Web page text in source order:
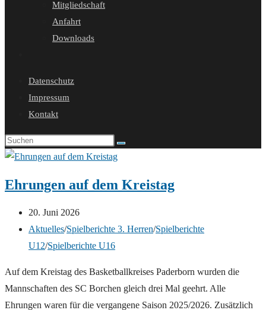
Mitgliedschaft
Anfahrt
Downloads
umschalten
Datenschutz
Impressum
Kontakt
Ehrungen auf dem Kreistag
Beitrag
veröffentlicht:
20. Juni 2026
Beitrags-
Kategorie:
Aktuelles/Spielberichte 3. Herren/Spielberichte
U12/Spielberichte U16
Auf dem Kreistag des Basketballkreises Paderborn wurden die
Mannschaften des SC Borchen gleich drei Mal geehrt. Alle
Ehrungen waren für die vergangene Saison 2025/2026. Zusätzlich